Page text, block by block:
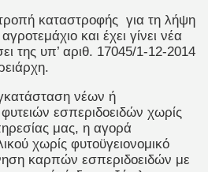
καταστροφής για τη λήψη
και έχει γίνει νέα
της υπ’ αριθ. 17045/1-12-2014
νέων ή
εσπεριδοειδών χωρίς
μας, η αγορά
χωρίς φυτοϋγειονομικό
καρπών εσπεριδοειδών με